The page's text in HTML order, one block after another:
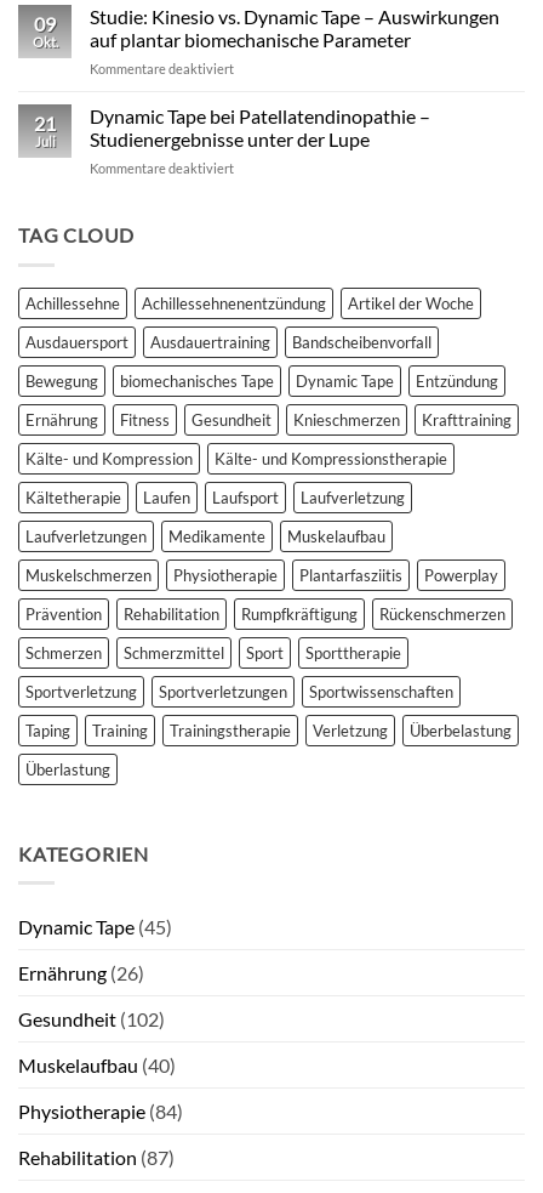
Tape
Kinesiotape
–
wissenschaftlich
fundierter
09
Okt.
Studie: Kinesio vs. Dynamic Tape – Auswirkungen
auf plantar biomechanische Parameter
Kommentare deaktiviertfür
Kinesio
Dynamic
Tape
Parameter
21
Juli
Dynamic Tape bei Patellatendinopathie –
Studienergebnisse unter der Lupe
Kommentare deaktiviertfür
Studienergebnisse
unter
der
Lupe
TAG CLOUD
Achillessehne Achillessehnenentzündung
Artikel der Woche
Ausdauersport
Ausdauertraining
Bandscheibenvorfall
Bewegung
biomechanisches Tape Dynamic Tape
Entzündung
Ernährung
Fitness Gesundheit Knieschmerzen
Krafttraining
Kälte- und Kompression
Kälte- und Kompressionstherapie
Kältetherapie
Laufen Laufsport
Laufverletzung
Laufverletzungen
Medikamente
Muskelaufbau
Muskelschmerzen
Physiotherapie Plantarfasziitis
Powerplay
Prävention
Rehabilitation Rumpfkräftigung
Rückenschmerzen
Schmerzen
Schmerzmittel Sport
Sporttherapie
Sportverletzung
Sportverletzungen
Sportwissenschaften
Taping
Training Trainingstherapie Verletzung
Überbelastung
Überlastung
KATEGORIEN
Dynamic Tape (45)
Ernährung (26)
Gesundheit (102)
Muskelaufbau (40)
Physiotherapie (84)
Rehabilitation (87)